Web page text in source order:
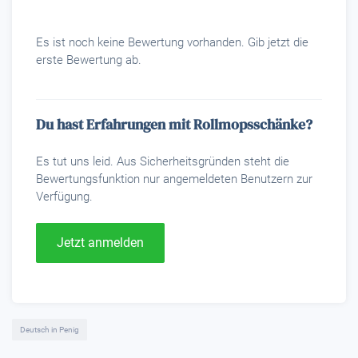
Es ist noch keine Bewertung vorhanden. Gib jetzt die
erste Bewertung ab.
Du hast Erfahrungen mit Rollmopsschänke?
Es tut uns leid. Aus Sicherheitsgründen steht die
Bewertungsfunktion nur angemeldeten Benutzern zur
Verfügung.
Jetzt anmelden
Deutsch in Penig